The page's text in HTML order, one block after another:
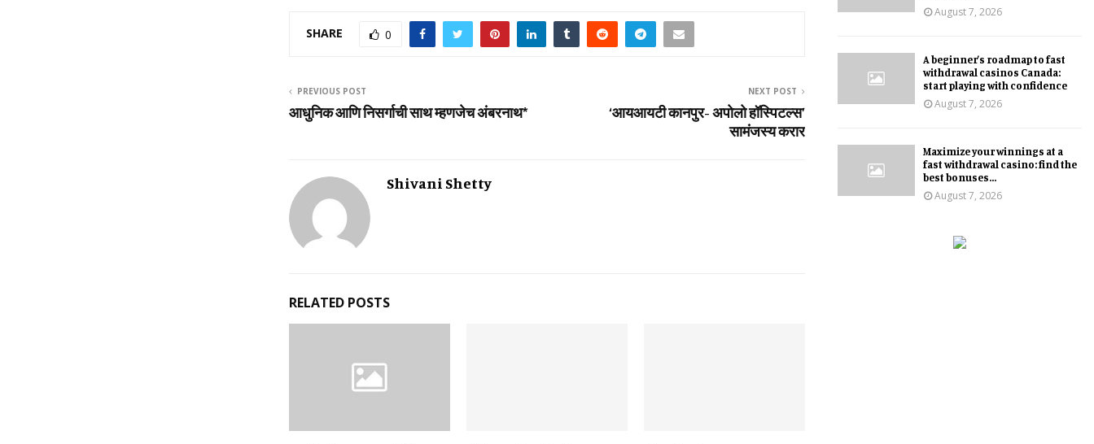
SHARE 0
PREVIOUS POST
आधुनिक आणि निसर्गाची साथ म्हणजेच अंबरनाथ*
NEXT POST
‘आयआयटी कानपुर- अपोलो हॉस्पिटल्स’
सामंजस्य करार
Shivani Shetty
RELATED POSTS
August 7, 2026
A beginner’s roadmap to fast
withdrawal casinos Canada:
start playing with confidence
August 7, 2026
Maximize your winnings at a
fast withdrawal casino: find the
best bonuses...
August 7, 2026